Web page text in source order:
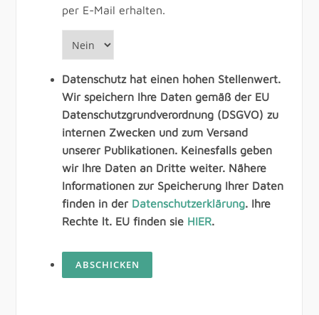
per E-Mail erhalten.
Datenschutz hat einen hohen Stellenwert.
Wir speichern Ihre Daten gemäß der EU
Datenschutzgrundverordnung (DSGVO) zu
internen Zwecken und zum Versand
unserer Publikationen. Keinesfalls geben
wir Ihre Daten an Dritte weiter. Nähere
Informationen zur Speicherung Ihrer Daten
finden in der Datenschutzerklärung. Ihre
Rechte lt. EU finden sie HIER.